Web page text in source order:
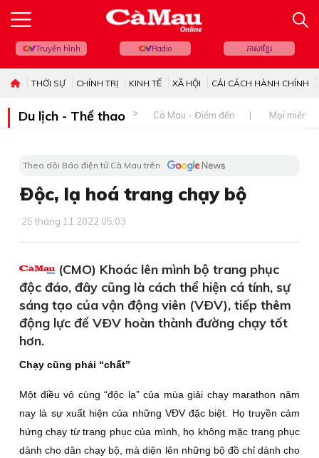
Truyền hình Radio ភាសាខ្មែរ
THỜI SỰ CHÍNH TRỊ KINH TẾ XÃ HỘI CẢI CÁCH HÀNH CHÍNH
Du lịch - Thể thao Cà Mau - Điểm đến Mọi miền
Theo dõi Báo điện tử Cà Mau trên
Ðộc, lạ hoá trang chạy bộ
25 tháng 11 2022 05:03
(CMO) Khoác lên mình bộ trang phục
độc đáo, đây cũng là cách thể hiện cá tính, sự
sáng tạo của vận động viên (VÐV), tiếp thêm
động lực để VÐV hoàn thành đường chạy tốt
hơn.
Chạy cũng phải “chất”
Một điều vô cùng “độc lạ” của mùa giải chạy marathon năm
nay là sự xuất hiện của những VÐV đặc biệt. Họ truyền cảm
hứng chạy từ trang phục của mình, họ không mặc trang phục
dành cho dân chạy bộ, mà diện lên những bộ đồ chỉ dành cho